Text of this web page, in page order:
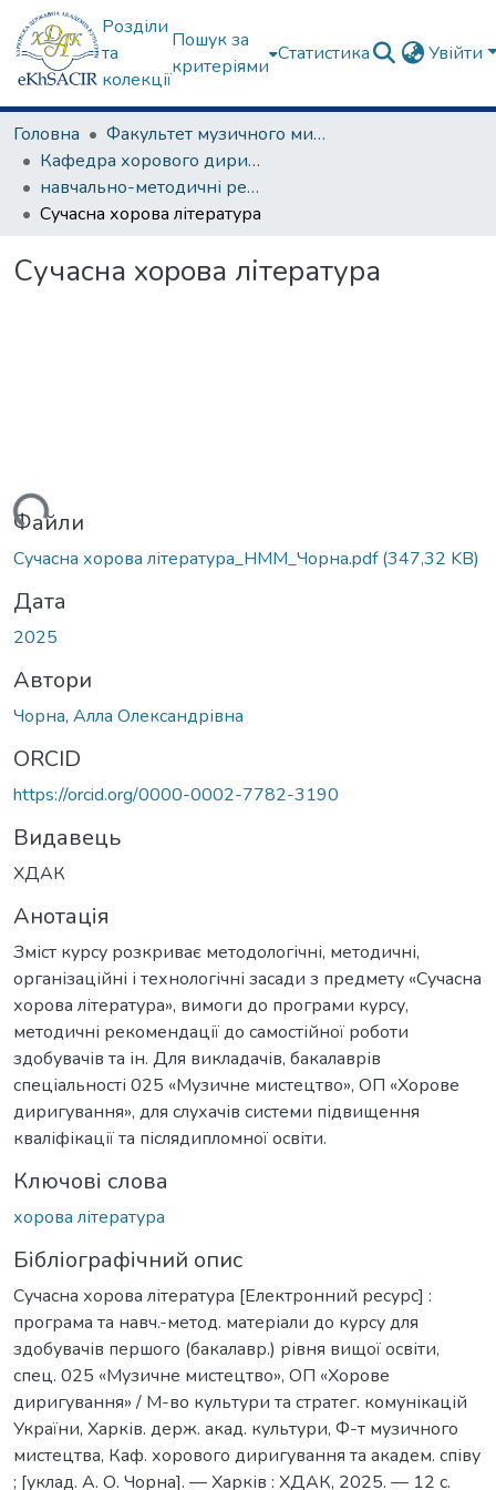
Розділи
та
колекції
Пошук за
критеріями
Статистика Увійти
Головна
Факультет музичного мистецтва
Кафедра хорового диригування та академічного співу
навчально-методичні рекомендації, програми дисциплін
Сучасна хорова література
Сучасна хорова література
Файли
Сучасна хорова література_НММ_Чорна.pdf(347,32 KB)
Дата
2025
Автори
Чорна, Алла Олександрівна
ORCID
https://orcid.org/0000-0002-7782-3190
Видавець
ХДАК
Анотація
Зміст курсу розкриває методологічні, методичні,
організаційні і технологічні засади з предмету «Сучасна
хорова література», вимоги до програми курсу,
методичні рекомендації до самостійної роботи
здобувачів та ін. Для викладачів, бакалаврів
спеціальності 025 «Музичне мистецтво», ОП «Хорове
диригування», для слухачів системи підвищення
кваліфікації та післядипломної освіти.
Ключові слова
хорова література
Бібліографічний опис
Сучасна хорова література [Електронний ресурс] :
програма та навч.-метод. матеріали до курсу для
здобувачів першого (бакалавр.) рівня вищої освіти,
спец. 025 «Музичне мистецтво», ОП «Хорове
диригування» / М-во культури та стратег. комунікацій
України, Харків. держ. акад. культури, Ф-т музичного
мистецтва, Каф. хорового диригування та академ. співу
; [уклад. А. О. Чорна]. — Харків : ХДАК, 2025. — 12 с.